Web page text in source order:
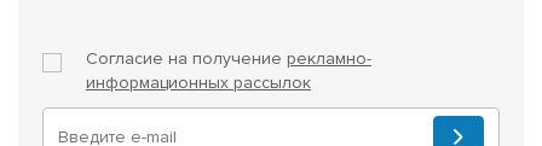
Согласие на получение рекламно-
информационных рассылок